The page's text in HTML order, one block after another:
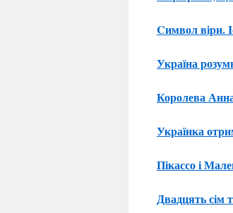
Cимвол віри.
Україна
Королева
Українка
Пікассо і
Двадцять сім